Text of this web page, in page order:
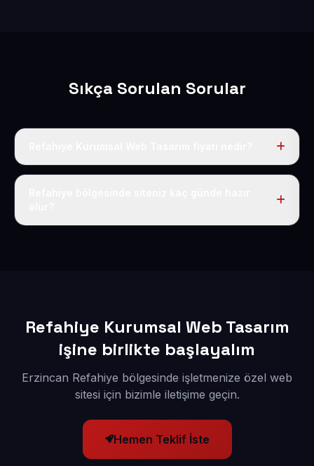
Sıkça Sorulan Sorular
Tek fiyat uygulanır: yıllık 50 USD + KDV. Bu bedele alan
Refahiye Kurumsal Web Tasarım
işine birlikte başlayalım
Erzincan Refahiye bölgesinde işletmenize özel web
sitesi için bizimle iletişime geçin.
Hemen Teklif İste